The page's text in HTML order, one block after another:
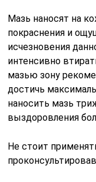
Мазь наносят на
покраснения и
исчезновения
интенсивно
мазью зону
достичь
наносить мазь
выздоровления
Не стоит